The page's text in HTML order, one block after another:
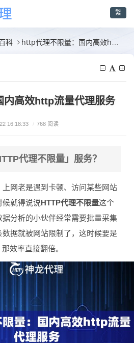
繁
科 http代理不限量：国内高效http流量代理服务
内高效http流量代理服务
16:18:33 / 768 阅读
代理不限量」服务？
网老是遇到卡顿、访问某些网站
就得说说HTTP代理不限量这个
分析的小伙伴经常需要批量采集
据就被网站限制了，这时候要是
效率直接翻倍。